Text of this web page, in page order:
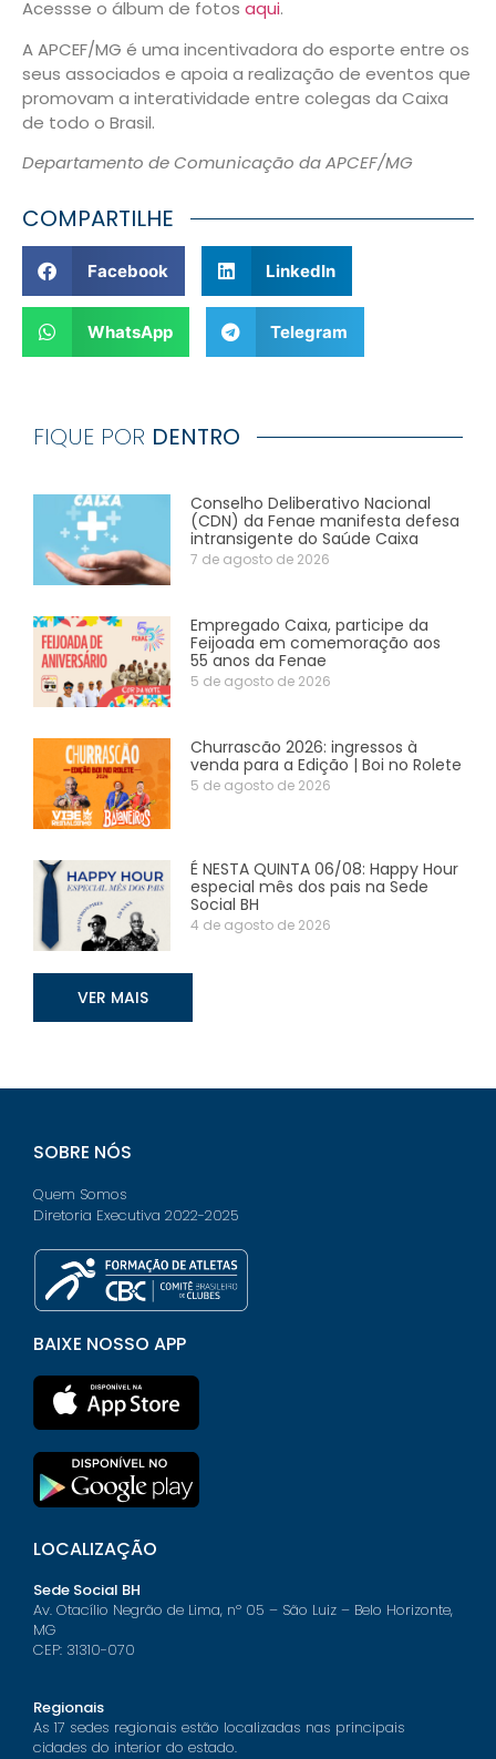
Acessse o álbum de fotos aqui.
A APCEF/MG é uma incentivadora do esporte entre os
seus associados e apoia a realização de eventos que
promovam a interatividade entre colegas da Caixa
de todo o Brasil.
Departamento de Comunicação da APCEF/MG
COMPARTILHE
Facebook LinkedIn
WhatsApp Telegram
FIQUE POR DENTRO
Conselho Deliberativo Nacional
(CDN) da Fenae manifesta defesa
intransigente do Saúde Caixa
7 de agosto de 2026
Empregado Caixa, participe da
Feijoada em comemoração aos
55 anos da Fenae
5 de agosto de 2026
Churrascão 2026: ingressos à
venda para a Edição | Boi no Rolete
5 de agosto de 2026
É NESTA QUINTA 06/08: Happy Hour
especial mês dos pais na Sede
Social BH
4 de agosto de 2026
VER MAIS
SOBRE NÓS
Quem Somos
Diretoria Executiva 2022-2025
BAIXE NOSSO APP
LOCALIZAÇÃO
Sede Social BH
Av. Otacílio Negrão de Lima, nº 05 – São Luiz – Belo Horizonte,
MG
CEP: 31310-070
Regionais
As 17 sedes regionais estão localizadas nas principais
cidades do interior do estado.